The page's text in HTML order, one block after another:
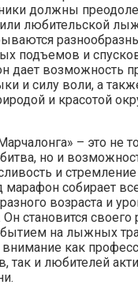
должны
любительской
подъемов и
дает возможность
и силу воли, а
и красотой
– это не
но и
и стремление
собирает
возраста и
Он становится своего
на лыжных
внимание как
так и любителей